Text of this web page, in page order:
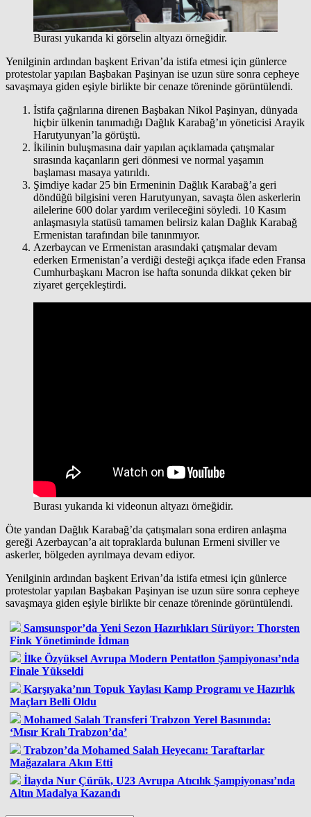
Burası yukarıda ki görselin altyazı örneğidir.
Yenilginin ardından başkent Erivan’da istifa etmesi için günlerce
protestolar yapılan Başbakan Paşinyan ise uzun süre sonra cepheye
savaşmaya giden eşiyle birlikte bir cenaze töreninde görüntülendi.
İstifa çağrılarına direnen Başbakan Nikol Paşinyan, dünyada
hiçbir ülkenin tanımadığı Dağlık Karabağ’ın yöneticisi Arayik
Harutyunyan’la görüştü.
İkilinin buluşmasına dair yapılan açıklamada çatışmalar
sırasında kaçanların geri dönmesi ve normal yaşamın
başlaması masaya yatırıldı.
Şimdiye kadar 25 bin Ermeninin Dağlık Karabağ’a geri
döndüğü bilgisini veren Harutyunyan, savaşta ölen askerlerin
ailelerine 600 dolar yardım verileceğini söyledi. 10 Kasım
anlaşmasıyla statüsü tamamen belirsiz kalan Dağlık Karabağ
Ermenistan tarafından bile tanınmıyor.
Azerbaycan ve Ermenistan arasındaki çatışmalar devam
ederken Ermenistan’a verdiği desteği açıkça ifade eden Fransa
Cumhurbaşkanı Macron ise hafta sonunda dikkat çeken bir
ziyaret gerçekleştirdi.
Burası yukarıda ki videonun altyazı örneğidir.
Öte yandan Dağlık Karabağ’da çatışmaları sona erdiren anlaşma
gereği Azerbaycan’a ait topraklarda bulunan Ermeni siviller ve
askerler, bölgeden ayrılmaya devam ediyor.
Yenilginin ardından başkent Erivan’da istifa etmesi için günlerce
protestolar yapılan Başbakan Paşinyan ise uzun süre sonra cepheye
savaşmaya giden eşiyle birlikte bir cenaze töreninde görüntülendi.
Samsunspor’da Yeni Sezon Hazırlıkları Sürüyor: Thorsten
Fink Yönetiminde İdman
İlke Özyüksel Avrupa Modern Pentatlon Şampiyonası’nda
Finale Yükseldi
Karşıyaka’nın Topuk Yaylası Kamp Programı ve Hazırlık
Maçları Belli Oldu
Mohamed Salah Transferi Trabzon Yerel Basınında:
‘Mısır Kralı Trabzon’da’
Trabzon’da Mohamed Salah Heyecanı: Taraftarlar
Mağazalara Akın Etti
İlayda Nur Çürük, U23 Avrupa Atıcılık Şampiyonası’nda
Altın Madalya Kazandı